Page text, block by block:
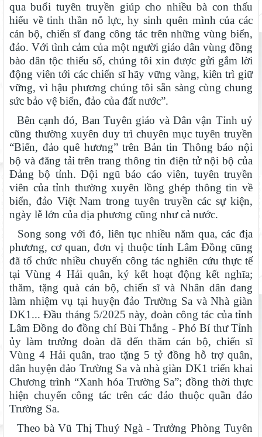
qua buổi tuyên truyền giúp cho nhiều bà con thấu
hiểu về tinh thần nỗ lực, hy sinh quên mình của các
cán bộ, chiến sĩ đang công tác trên những vùng biển,
đảo. Với tình cảm của một người giáo dân vùng đồng
bào dân tộc thiểu số, chúng tôi xin được gửi gắm lời
động viên tới các chiến sĩ hãy vững vàng, kiên trì giữ
vững, vì hậu phương chúng tôi sẵn sàng cùng chung
sức bảo vệ biển, đảo của đất nước”.
Bên cạnh đó, Ban Tuyên giáo và Dân vận Tỉnh uỷ
cũng thường xuyên duy trì chuyên mục tuyên truyền
“Biển, đảo quê hương” trên Bản tin Thông báo nội
bộ và đăng tải trên trang thông tin điện tử nội bộ của
Đảng bộ tỉnh. Đội ngũ báo cáo viên, tuyên truyền
viên của tỉnh thường xuyên lồng ghép thông tin về
biển, đảo Việt Nam trong tuyên truyền các sự kiện,
ngày lễ lớn của địa phương cũng như cả nước.
Song song với đó, liên tục nhiều năm qua, các địa
phương, cơ quan, đơn vị thuộc tỉnh Lâm Đồng cũng
đã tổ chức nhiều chuyến công tác nghiên cứu thực tế
tại Vùng 4 Hải quân, ký kết hoạt động kết nghĩa;
thăm, tặng quà cán bộ, chiến sĩ và Nhân dân đang
làm nhiệm vụ tại huyện đảo Trường Sa và Nhà giàn
DK1... Đầu tháng 5/2025 này, đoàn công tác của tỉnh
Lâm Đồng do đồng chí Bùi Thắng - Phó Bí thư Tỉnh
ủy làm trưởng đoàn đã đến thăm cán bộ, chiến sĩ
Vùng 4 Hải quân, trao tặng 5 tỷ đồng hỗ trợ quân,
dân huyện đảo Trường Sa và nhà giàn DK1 triển khai
Chương trình “Xanh hóa Trường Sa”; đồng thời thực
hiện chuyến công tác trên các đảo thuộc quần đảo
Trường Sa.
Theo bà Vũ Thị Thuý Ngà - Trưởng Phòng Tuyên